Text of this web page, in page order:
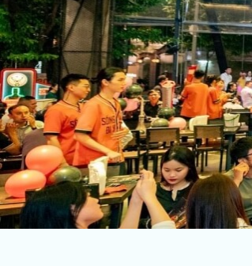
với âm thanh sống động
những vũ điệu đặc sắc.